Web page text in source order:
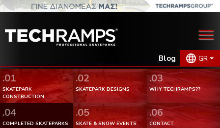
Blog GR
.01
SKATEPARK
CONSTRUCTION
.02
SKATEPARK DESIGNS
.03
WHY TECHRAMPS??
.04
COMPLETED SKATEPARKS
.05
SKATE & SNOW EVENTS
.06
CONTACT